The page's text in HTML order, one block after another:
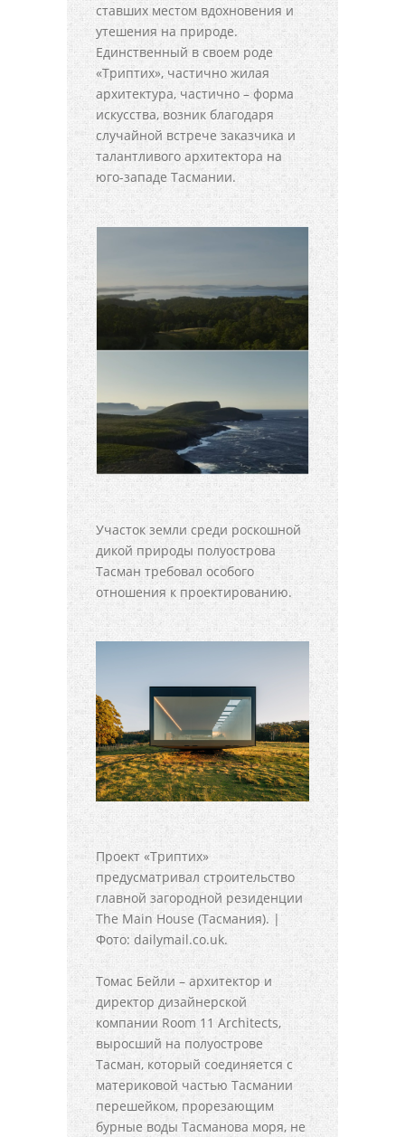
ставших местом вдохновения и
утешения на природе.
Единственный в своем роде
«Триптих», частично жилая
архитектура, частично – форма
искусства, возник благодаря
случайной встрече заказчика и
талантливого архитектора на
юго-западе Тасмании.
Участок земли среди роскошной
дикой природы полуострова
Тасман требовал особого
отношения к проектированию.
Проект «Триптих»
предусматривал строительство
главной загородной резиденции
The Main House (Тасмания). |
Фото: dailymail.co.uk.
Томас Бейли – архитектор и
директор дизайнерской
компании Room 11 Architects,
выросший на полуострове
Тасман, который соединяется с
материковой частью Тасмании
перешейком, прорезающим
бурные воды Тасманова моря, не